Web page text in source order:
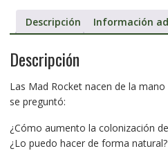
Descripción Información
Descripción
Las Mad Rocket nacen de la
se preguntó:
¿Cómo aumento la colonización
¿Lo puedo hacer de forma natural?